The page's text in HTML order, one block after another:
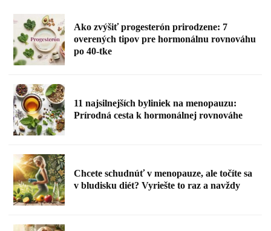
Ako zvýšiť progesterón prirodzene: 7
overených tipov pre hormonálnu rovnováhu
po 40-tke
11 najsilnejších byliniek na menopauzu:
Prírodná cesta k hormonálnej rovnováhe
Chcete schudnúť v menopauze, ale točíte sa
v bludisku diét? Vyriešte to raz a navždy